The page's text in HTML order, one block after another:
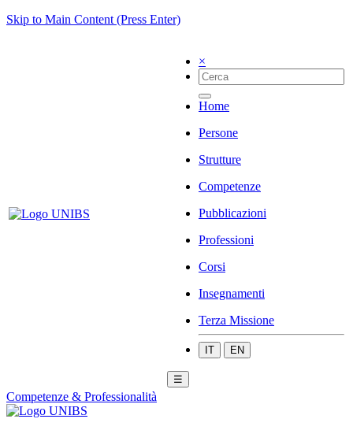
Skip to Main Content (Press Enter)
×
Home
Persone
Strutture
Competenze
Pubblicazioni
Professioni
Corsi
Insegnamenti
Terza Missione
IT EN
☰
Competenze & Professionalità